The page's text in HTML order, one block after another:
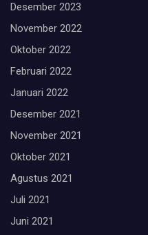
Desember 2023
November 2022
Oktober 2022
Februari 2022
Januari 2022
Desember 2021
November 2021
Oktober 2021
Agustus 2021
Juli 2021
Juni 2021